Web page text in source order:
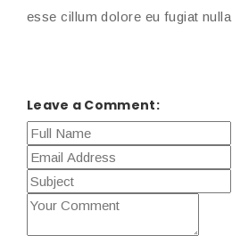
esse cillum dolore eu fugiat nulla
Leave a Comment: